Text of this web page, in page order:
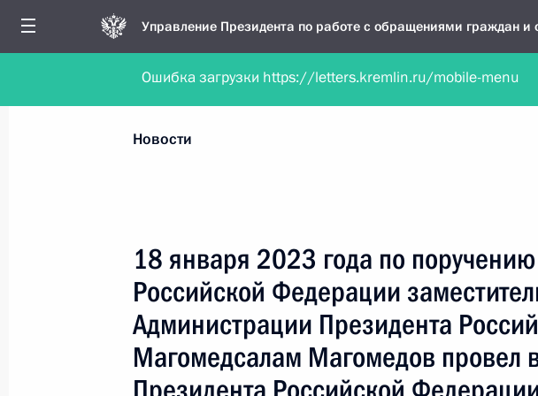
Управление Президента по работе с обращениями граждан и
Обратиться в форме электронного документа Обратиться в
Все новости
Все руководители, регионы, города и темы
Новости
18 января 2023 года по
Российской Федерации
Администрации Президента
Магомедсалам Магомедов провел
Ошибка загрузки https://letters.kremlin.ru/mobile-menu